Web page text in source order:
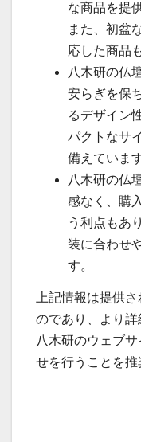
な商品を提
また、初盆
応した商品
八木研の仏
安らぎを保
るデザイン
パクトなサ
備えています
八木研の仏
感なく、購
う利点もあ
装に合わせ
す。
上記情報は提供
のであり、より
八木研のウェブ
せを行うことを推